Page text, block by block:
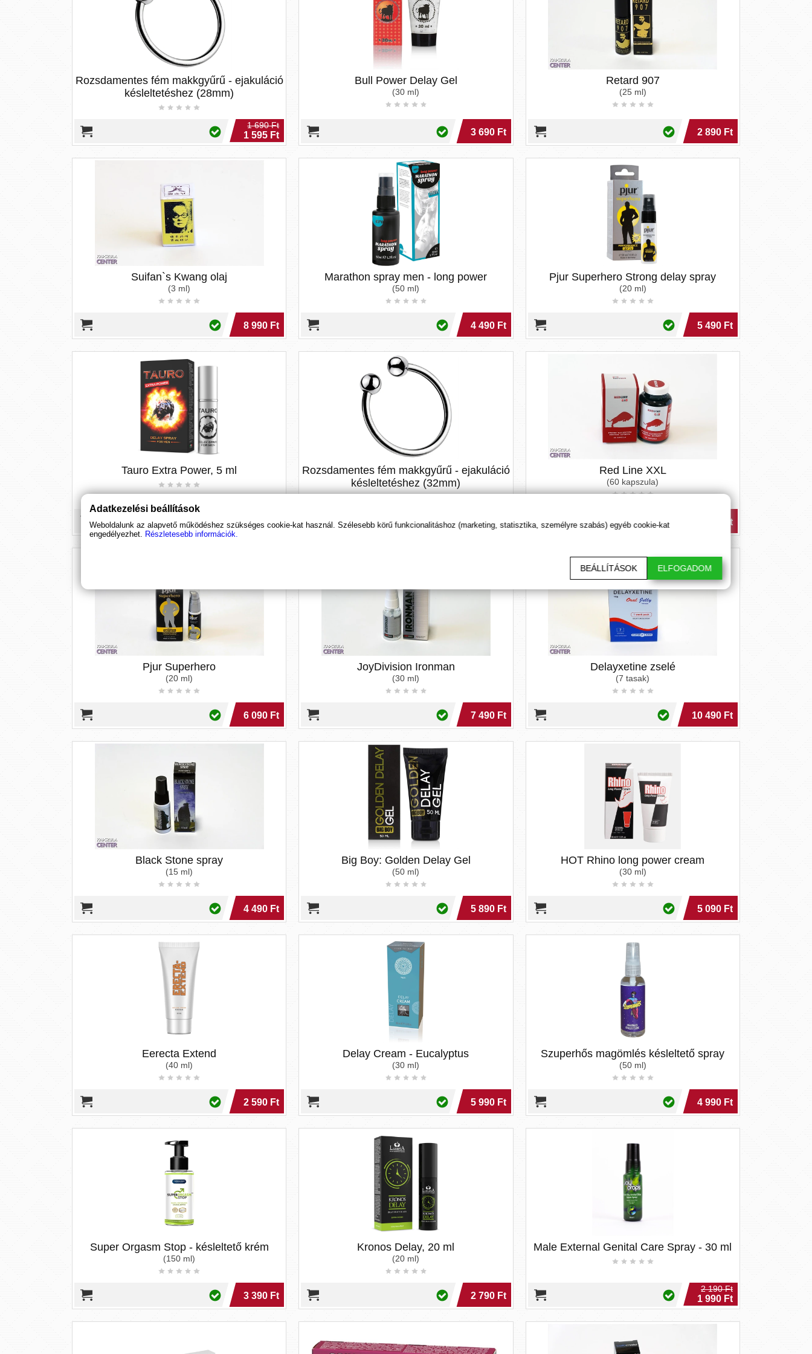
Rozsdamentes fém makkgyűrű - ejakuláció
késleltetéshez (28mm)
1 690 Ft
1 595 Ft
Bull Power Delay Gel
(30 ml)
3 690 Ft
Retard 907
(25 ml)
2 890 Ft
Suifan`s Kwang olaj
(3 ml)
8 990 Ft
Marathon spray men - long power
(50 ml)
4 490 Ft
Pjur Superhero Strong delay spray
(20 ml)
5 490 Ft
Tauro Extra Power, 5 ml
6 390 Ft
Rozsdamentes fém makkgyűrű - ejakuláció
késleltetéshez (32mm)
1 495 Ft
Red Line XXL
(60 kapszula)
12 990 Ft
Pjur Superhero
(20 ml)
6 090 Ft
JoyDivision Ironman
(30 ml)
7 490 Ft
Delayxetine zselé
(7 tasak)
10 490 Ft
Black Stone spray
(15 ml)
4 490 Ft
Big Boy: Golden Delay Gel
(50 ml)
5 890 Ft
HOT Rhino long power cream
(30 ml)
5 090 Ft
Eerecta Extend
(40 ml)
2 590 Ft
Delay Cream - Eucalyptus
(30 ml)
5 990 Ft
Szuperhős magömlés késleltető spray
(50 ml)
4 990 Ft
Super Orgasm Stop - késleltető krém
(150 ml)
3 390 Ft
Kronos Delay, 20 ml
(20 ml)
2 790 Ft
Male External Genital Care Spray - 30 ml
2 190 Ft
1 990 Ft
Adatkezelési beállítások
Weboldalunk az alapvető működéshez szükséges cookie-kat használ. Szélesebb körű funkcionalitáshoz (marketing, statisztika, személyre szabás) egyéb cookie-kat
engedélyezhet. Részletesebb információk.
BEÁLLÍTÁSOK ELFOGADOM